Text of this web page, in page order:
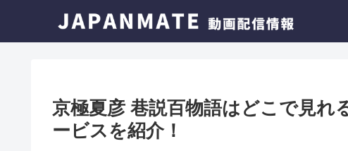
京極夏彦 巷説百物語はどこで見れ
ービスを紹介！